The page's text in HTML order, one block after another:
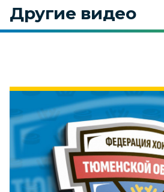
Другие видео